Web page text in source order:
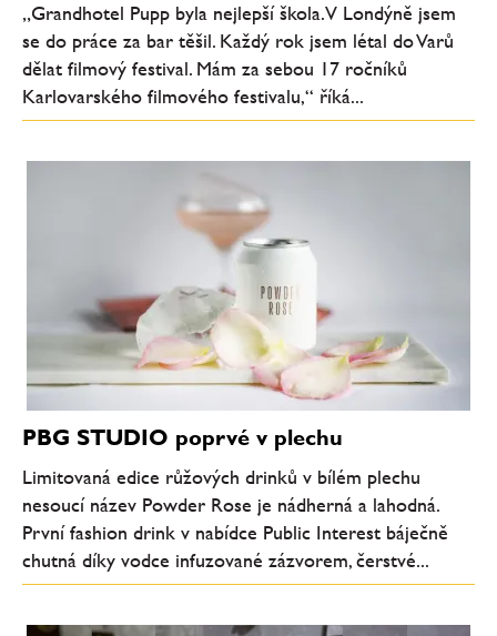
„Grandhotel Pupp byla nejlepší škola. V Londýně jsem
se do práce za bar těšil. Každý rok jsem létal do Varů
dělat filmový festival. Mám za sebou 17 ročníků
Karlovarského filmového festivalu,“ říká...
PBG STUDIO poprvé v plechu
Limitovaná edice růžových drinků v bílém plechu
nesoucí název Powder Rose je nádherná a lahodná.
První fashion drink v nabídce Public Interest báječně
chutná díky vodce infuzované zázvorem, čerstvé...